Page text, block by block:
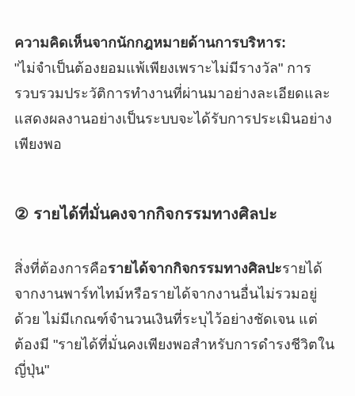
ความคิดเห็นจากนักกฎหมายด้านการบริหาร:
"ไม่จำเป็นต้องยอมแพ้เพียงเพราะไม่มีรางวัล" การ
รวบรวมประวัติการทำงานที่ผ่านมาอย่างละเอียดและ
แสดงผลงานอย่างเป็นระบบจะได้รับการประเมินอย่าง
เพียงพอ
② รายได้ที่มั่นคงจากกิจกรรมทางศิลปะ
สิ่งที่ต้องการคือรายได้จากกิจกรรมทางศิลปะรายได้
จากงานพาร์ทไทม์หรือรายได้จากงานอื่นไม่รวมอยู่
ด้วย ไม่มีเกณฑ์จำนวนเงินที่ระบุไว้อย่างชัดเจน แต่
ต้องมี "รายได้ที่มั่นคงเพียงพอสำหรับการดำรงชีวิตใน
ญี่ปุ่น"